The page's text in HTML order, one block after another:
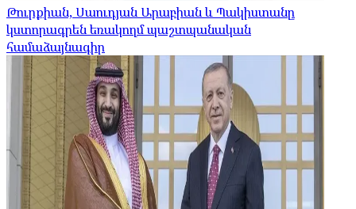
Թուրքիան, Սաուդյան Արաբիան և Պակիստանը
կստորագրեն եռակողմ պաշտպանական
համաձայնագիր